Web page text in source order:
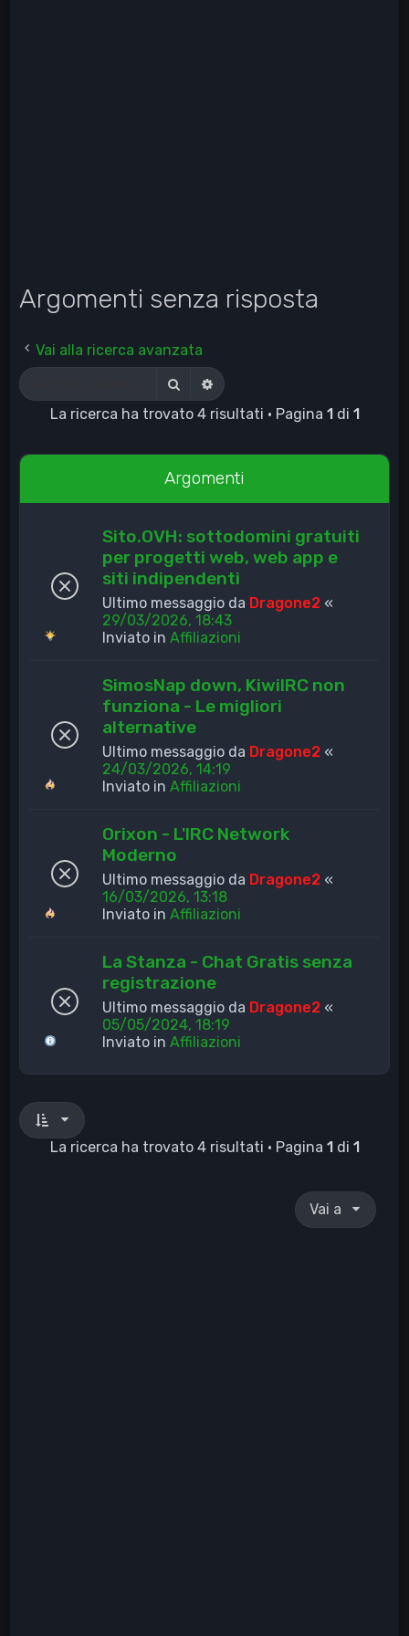
Argomenti senza risposta
Vai alla ricerca avanzata
Cerca
Ricerca avanzata
La ricerca ha trovato 4 risultati • Pagina 1 di 1
Argomenti
Sito.OVH: sottodomini gratuiti
per progetti web, web app e
siti indipendenti
Ultimo messaggio da Dragone2 «
29/03/2026, 18:43
Inviato inAffiliazioni
SimosNap down, KiwiIRC non
funziona - Le migliori
alternative
Ultimo messaggio da Dragone2 «
24/03/2026, 14:19
Inviato inAffiliazioni
Orixon - L'IRC Network
Moderno
Ultimo messaggio da Dragone2 «
16/03/2026, 13:18
Inviato inAffiliazioni
La Stanza - Chat Gratis senza
registrazione
Ultimo messaggio da Dragone2 «
05/05/2024, 18:19
Inviato inAffiliazioni
La ricerca ha trovato 4 risultati • Pagina 1 di 1
Vai a